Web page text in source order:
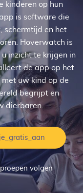
kinderen op hun
is software die
schermtijd en het
Hoverwatch is
inzicht te krijgen in
de app op het
uw kind op de
begrijpt en
dierbaren.
volgen